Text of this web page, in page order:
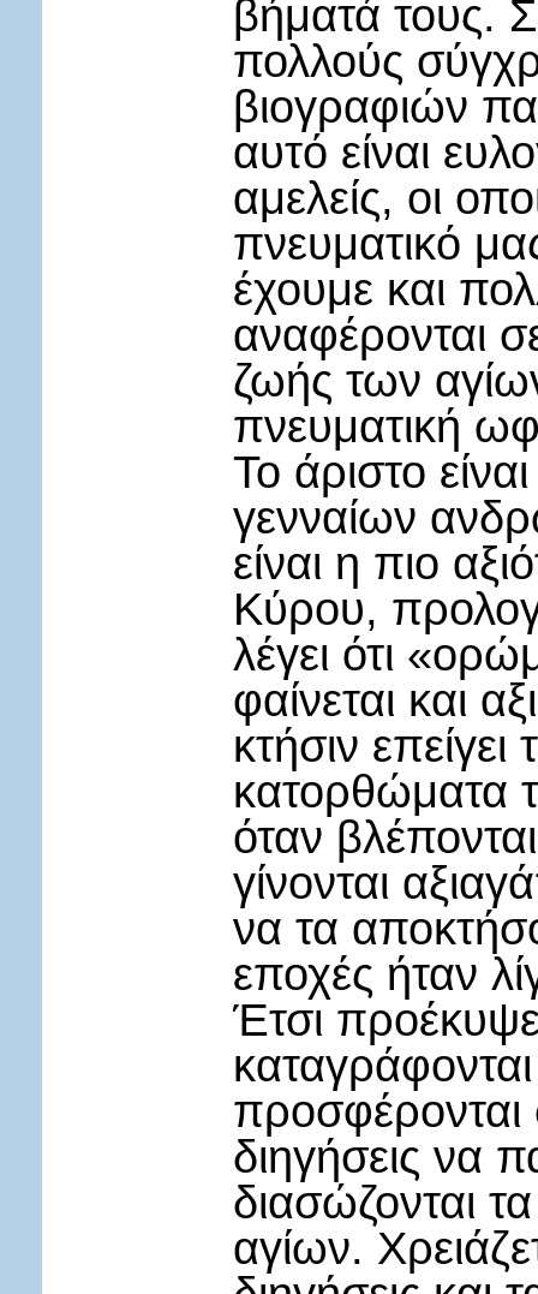
βήματά τους.
πολλούς
βιογραφιών
αυτό είναι
αμελείς, οι
πνευματικό
έχουμε και
αναφέρονται
ζωής των
πνευματική
Το άριστο
γενναίων
είναι η πιο
Κύρου,
λέγει ότι
φαίνεται και
κτήσιν
κατορθώματα
όταν
γίνονται
να τα
εποχές ήταν
Έτσι
προσφέρονται
διηγήσεις να
διασώζονται
αγίων.